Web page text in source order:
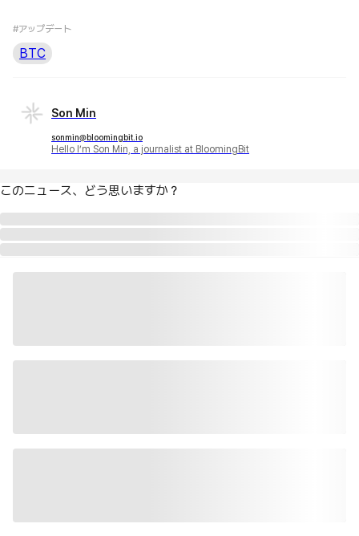
#アップデート
BTC
Son Min
sonmin@bloomingbit.io
Hello I’m Son Min, a journalist at BloomingBit
このニュース、どう思いますか？